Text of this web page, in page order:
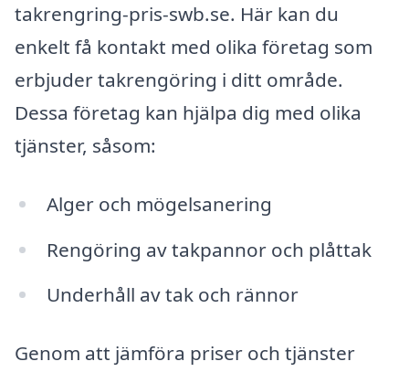
takrengring-pris-swb.se. Här kan du
enkelt få kontakt med olika företag som
erbjuder takrengöring i ditt område.
Dessa företag kan hjälpa dig med olika
tjänster, såsom:
Alger och mögelsanering
Rengöring av takpannor och plåttak
Underhåll av tak och rännor
Genom att jämföra priser och tjänster